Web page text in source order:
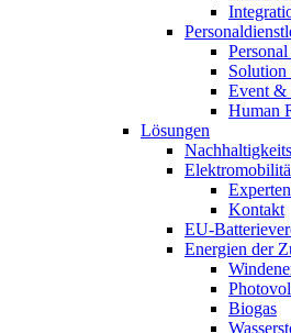
Solution
Event &
Human
Lösungen
Kontakt
EU-
Energien der
Biogas